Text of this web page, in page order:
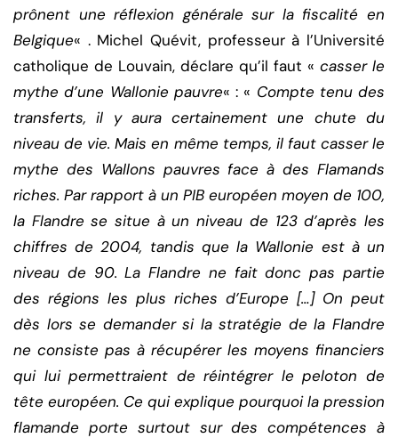
prônent une réflexion générale sur la fiscalité en
Belgique« . Michel Quévit, professeur à l’Université
catholique de Louvain, déclare qu’il faut « casser le
mythe d’une Wallonie pauvre« : « Compte tenu des
transferts, il y aura certainement une chute du
niveau de vie. Mais en même temps, il faut casser le
mythe des Wallons pauvres face à des Flamands
riches. Par rapport à un PIB européen moyen de 100,
la Flandre se situe à un niveau de 123 d’après les
chiffres de 2004, tandis que la Wallonie est à un
niveau de 90. La Flandre ne fait donc pas partie
des régions les plus riches d’Europe […] On peut
dès lors se demander si la stratégie de la Flandre
ne consiste pas à récupérer les moyens financiers
qui lui permettraient de réintégrer le peloton de
tête européen. Ce qui explique pourquoi la pression
flamande porte surtout sur des compétences à